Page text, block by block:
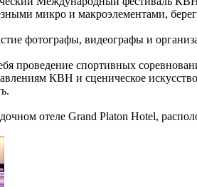
микро и макроэлементами,
фотографы, видеографы и
проведение спортивных
КВН и сценическое
отеле Grand Platon Hotel,